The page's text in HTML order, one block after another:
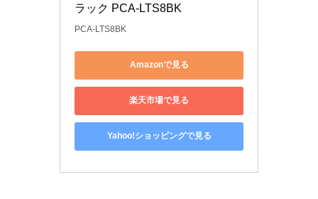
ラック PCA-LTS8BK
PCA-LTS8BK
Amazonで見る
楽天市場で見る
Yahoo!ショッピングで見る